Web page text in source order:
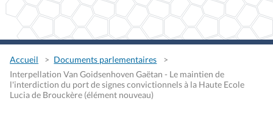
Accueil
Documents parlementaires
Interpellation Van Goidsenhoven Gaëtan - Le maintien de
l'interdiction du port de signes convictionnels à la Haute Ecole
Lucia de Brouckère (élément nouveau)